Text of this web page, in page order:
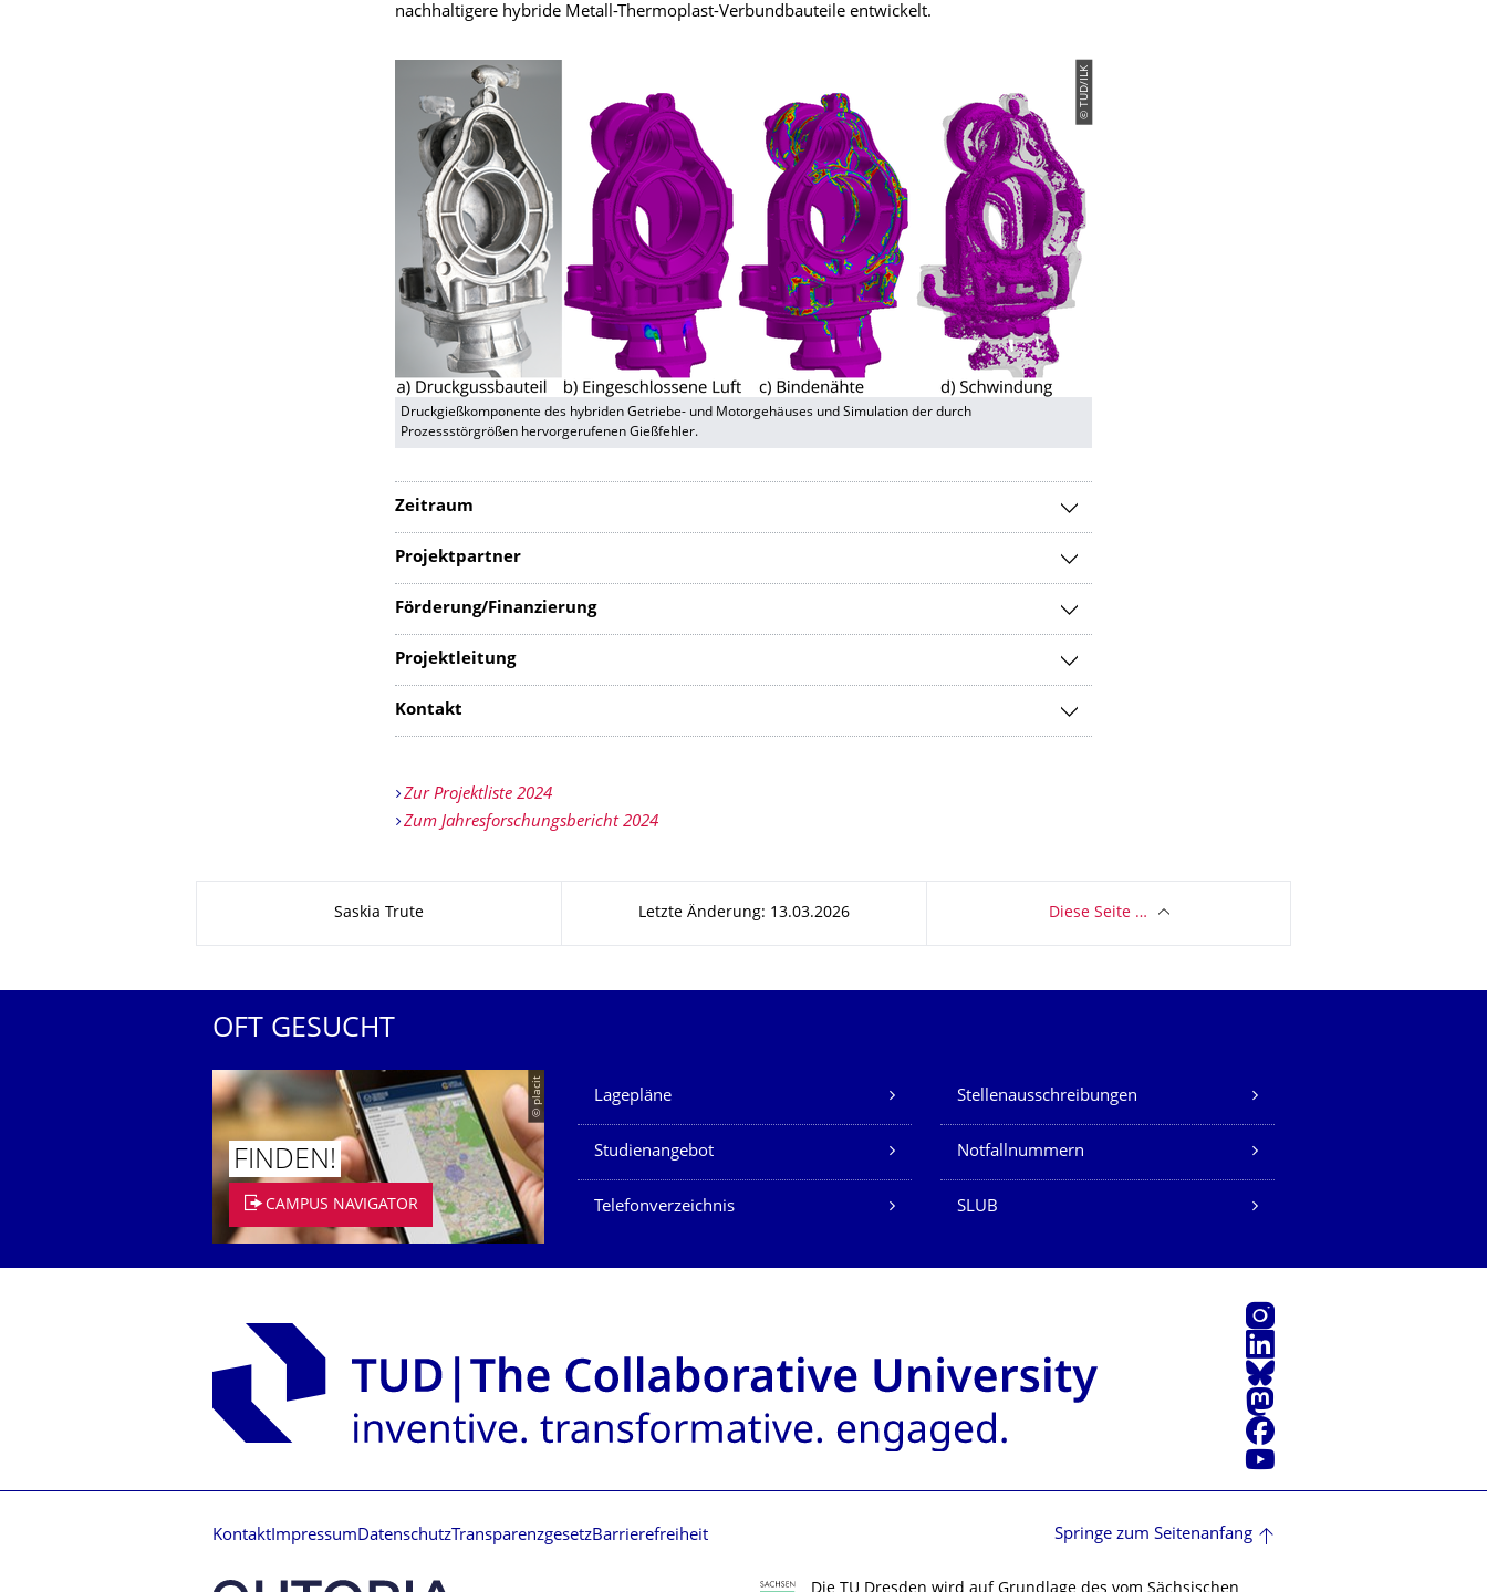
nachhaltigere hybride Metall-Thermoplast-Verbundbauteile entwickelt.
© TUD/ILK
Druckgießkomponente des hybriden Getriebe- und Motorgehäuses und Simulation der durch
Prozessstörgrößen hervorgerufenen Gießfehler.
Zeitraum
Projektpartner
Förderung/Finanzierung
Projektleitung
Kontakt
Zur Projektliste 2024
Zum Jahresforschungsbericht 2024
Saskia Trute Letzte Änderung: 13.03.2026 Diese Seite …
OFT GESUCHT
© placit
FINDEN!
CAMPUS NAVIGATOR
Unsere Dienste
Lagepläne Stellenausschreibungen
Studienangebot Notfallnummern
Telefonverzeichnis SLUB
Instagram
LinkedIn
Bluesky
Mastodon
Facebook
Youtube
Kontakt Impressum DatenschutzTransparenzgesetzBarrierefreiheit Springe zum Seitenanfang